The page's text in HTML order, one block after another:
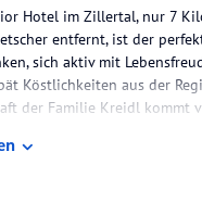
Hotel im Zillertal, nur 7
entfernt, ist der
sich aktiv mit
Köstlichkeiten aus der
der Familie Kreidl kommt
hier in Tux-